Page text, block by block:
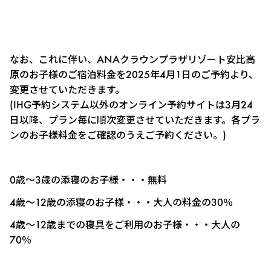
なお、これに伴い、ANAクラウンプラザリゾート安比高
原のお子様のご宿泊料金を2025年4月1日のご予約より、
変更させていただきます。
(IHG予約システム以外のオンライン予約サイトは3月24
日以降、プラン毎に順次変更させていただきます。各プラ
ンのお子様料金をご確認のうえご予約ください。)
0歳～3歳の添寝のお子様・・・無料
4歳～12歳の添寝のお子様・・・大人の料金の30％
4歳～12歳までの寝具をご利用のお子様・・・大人の
70％